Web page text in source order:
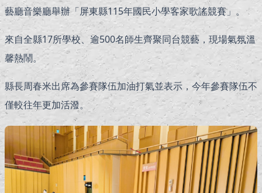
藝廳音樂廳舉辦「屏東縣115年國民小學客家歌謠競賽」。
來自全縣17所學校、逾500名師生齊聚同台競藝，現場氣氛溫
馨熱鬧。
縣長周春米出席為參賽隊伍加油打氣並表示，今年參賽隊伍不
僅較往年更加活潑。